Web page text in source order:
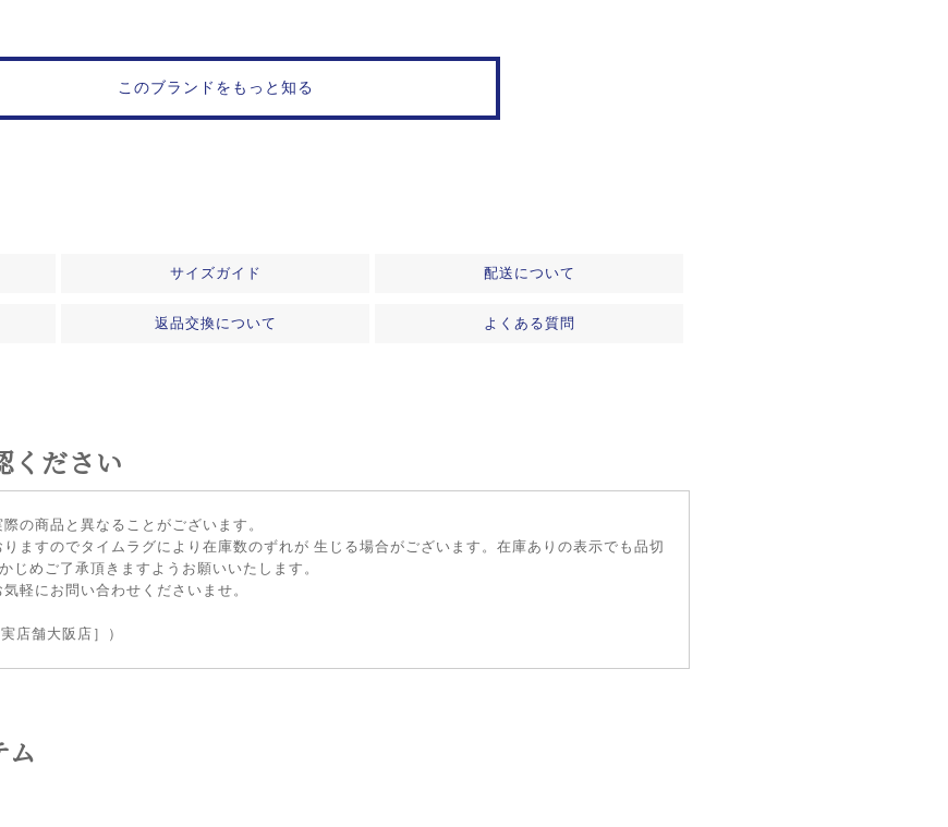
このブランドをもっと知る
サイズガイド 配送について
返品交換について よくある質問
ください
の商品と異なることがございます。
ますのでタイムラグにより在庫数のずれが 生じる場合がございます。在庫ありの表示でも品切
じめご了承頂きますようお願いいたします。
軽にお問い合わせくださいませ。
店舗大阪店］）